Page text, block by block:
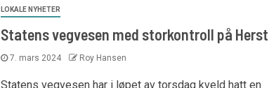
LOKALE NYHETER
Statens vegvesen med storkontroll på
7. mars 2024 Roy Hansen
Statens vegvesen har i løpet av torsdag kveld hatt en